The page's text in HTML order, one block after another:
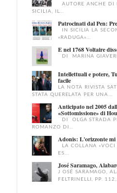
AUTORE ANCHE DI
SICILIA, IL...
Patrocinati dal Pen:
IN SICILIA LA
«RADUGA»...
E nel 1768 Voltaire
DI MARINA
Intellettuali e potere,
facile
LA NOTA RIVISTA
STATA QUERELATA PER UNA...
Anticipato nel 2005
«Sottomissione» di
DI OLGA STRADA
ROMANZO DI...
Adonis: L'orizzonte mi
LA COLLANA
ES...
José Saramago,
J OSÉ SARAMAGO,
FELTRINELLI, PP.